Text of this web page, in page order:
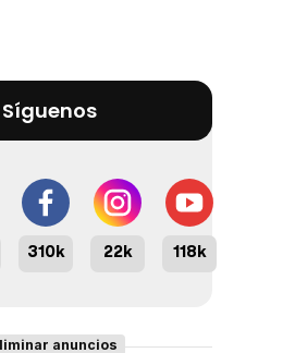
Síguenos
310k 22k 118k
anuncios